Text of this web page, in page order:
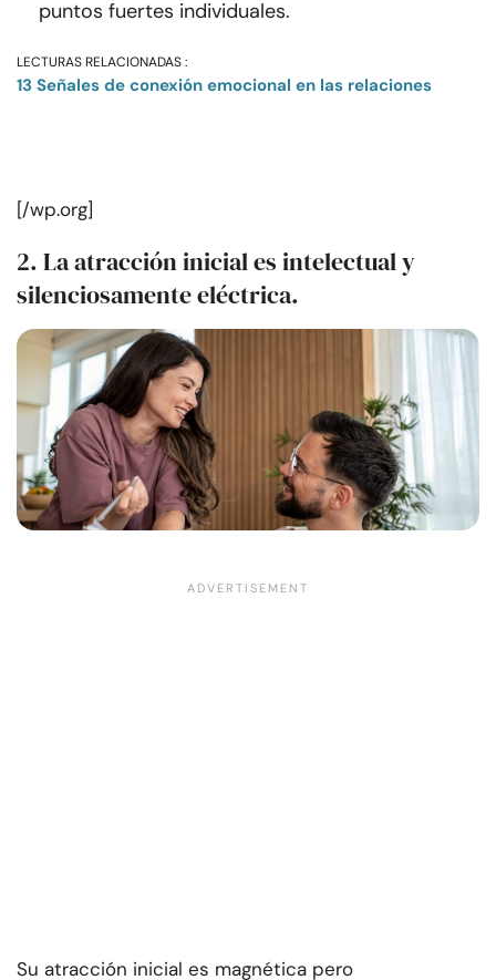
puntos fuertes individuales.
LECTURAS RELACIONADAS :
13 Señales de conexión emocional en las relaciones
[/wp.org]
2. La atracción inicial es intelectual y
silenciosamente eléctrica.
Su atracción inicial es magnética pero